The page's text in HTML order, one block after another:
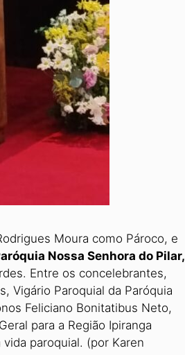
Moura como Pároco, e
Nossa Senhora do Pilar,
Entre os concelebrantes,
Vigário Paroquial da Paróquia
Feliciano Bonitatibus Neto,
para a Região Ipiranga
paroquial. (por Karen